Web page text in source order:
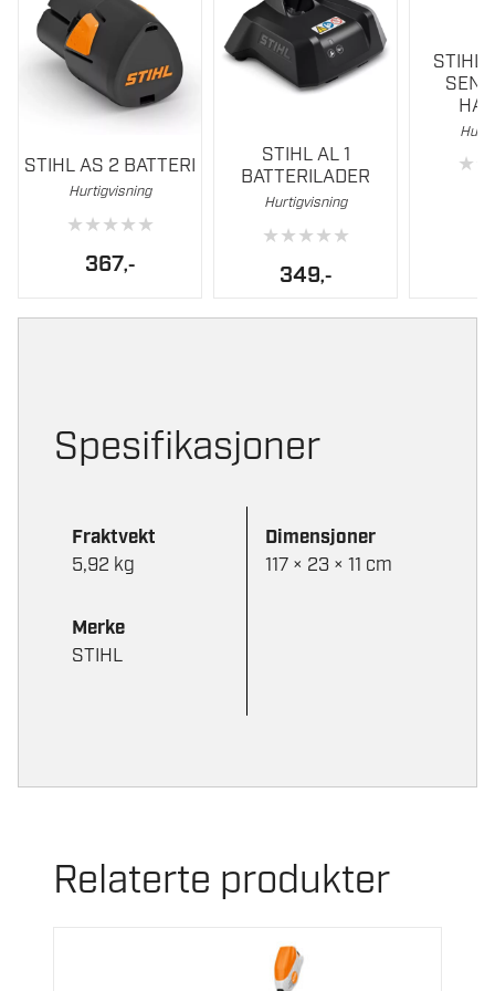
STIHL AS 2 BATTERI
Hurtigvisning
★★★★★
367,-
STIHL AL 1
BATTERILADER
Hurtigvisning
★★★★★
349,-
STIHL
★
produktet
velges
Spesifikasjoner
Fraktvekt
5,92 kg
Dimensjoner
117 × 23 × 11 cm
Merke
STIHL
Relaterte produkter